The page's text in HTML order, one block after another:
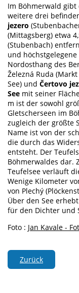
Im Böhmerwald gibt
weitere drei
jezero
(Mittagsberg) etwa
(Stubenbach)
und
Nordosthang des
Železná Ruda
See) und Čertovo
See mit seiner
m ist der sowohl
Gletscherseen im
zugleich der größte
Name ist von der
die durch das
entsteht. Der
Böhmerwaldes dar.
Teufelsee verläuft
Wenige Kilometer
von Plechý
Über den See
für den Dichter und
Foto : Jan Kavale -
Zurück